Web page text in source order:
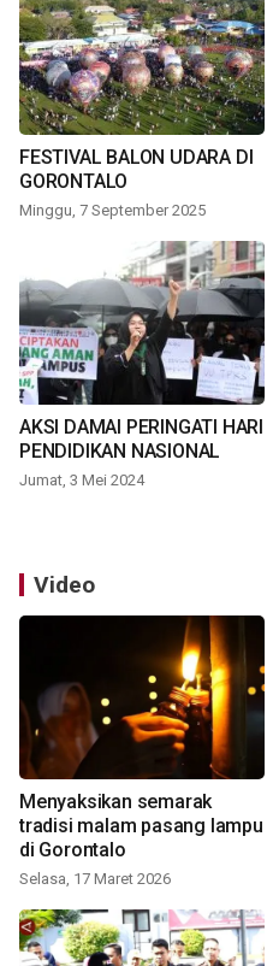
FESTIVAL BALON UDARA DI
GORONTALO
Minggu, 7 September 2025
AKSI DAMAI PERINGATI HARI
PENDIDIKAN NASIONAL
Jumat, 3 Mei 2024
Video
Menyaksikan semarak
tradisi malam pasang lampu
di Gorontalo
Selasa, 17 Maret 2026